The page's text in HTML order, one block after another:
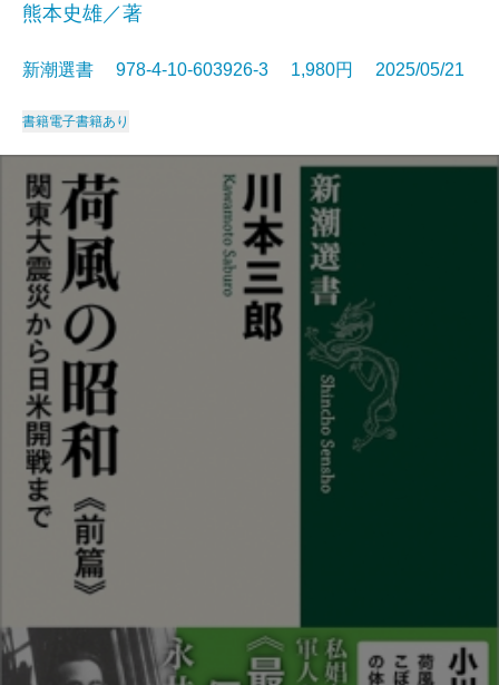
熊本史雄／著
新潮選書 978-4-10-603926-3 1,980円 2025/05/21
書籍電子書籍あり